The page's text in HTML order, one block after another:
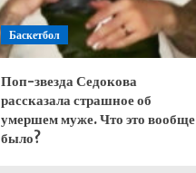
Баскетбол
Поп-звезда Седокова
рассказала страшное об
умершем муже. Что это вообще
было?